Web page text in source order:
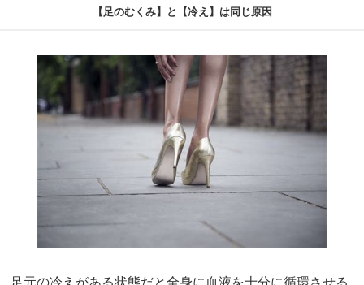
【足のむくみ】と【冷え】は同じ原因
足元の冷えがある状態だと全身に血液を十分に循環させる